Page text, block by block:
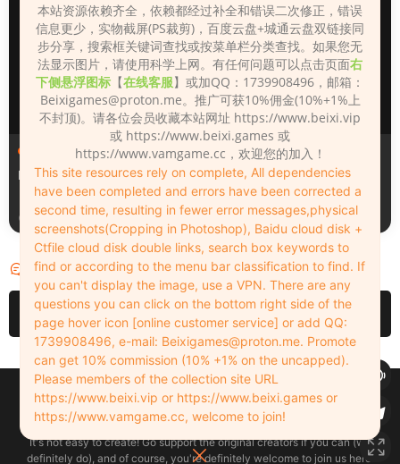
人物（Looks）
Monica_2_2_2
2天前
人物（Looks）
Lizhen2025
3天前
评论 0
请先登录
Copyleft © 2022-2026 beixi.vip - All Rights Freedom！
创作不易！有能力的同学可以去支持一下原创作者（我们绝对支持），当然
了，您加入这里我们也绝对欢迎！
It's not easy to create! Go support the original creators if you can (we
definitely do), and of course, you're definitely welcome to join us here!
本站资源依赖齐全，依赖都经过补全和错误二次修正，错误
信息更少，实物截屏(PS裁剪)，百度云盘+城通云盘双链接同
步分享，搜索框关键词查找或按菜单栏分类查找。如果您无
法显示图片，请使用科学上网。有任何问题可以点击页面右
下侧悬浮图标 【在线客服】或加QQ：1739908496，邮箱：
Beixigames@proton.me。推广可获10%佣金(10%+1%上
不封顶)。请各位会员收藏本站网址 https://www.beixi.vip
或 https://www.beixi.games 或
https://www.vamgame.cc，欢迎您的加入！
This site resources rely on complete, All dependencies
have been completed and errors have been corrected a
second time, resulting in fewer error messages,physical
screenshots(Cropping in Photoshop), Baidu cloud disk +
Ctfile cloud disk double links, search box keywords to
find or according to the menu bar classification to find. If
you can't display the image, use a VPN. There are any
questions you can click on the bottom right side of the
page hover icon [online customer service] or add QQ:
1739908496, e-mail: Beixigames@proton.me. Promote
can get 10% commission (10% +1% on the uncapped).
Please members of the collection site URL
https://www.beixi.vip or https://www.beixi.games or
https://www.vamgame.cc, welcome to join!